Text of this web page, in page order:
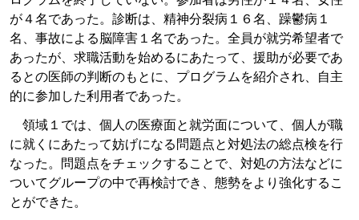
が４名であった。診断は、精神分裂病１６名、躁鬱病１
名、事故による脳障害１名であった。全員が就労希望者で
あったが、求職活動を始めるにあたって、援助が必要であ
るとの医師の判断のもとに、プログラムを紹介され、自主
的に参加した利用者であった。
領域１では、個人の医療面と就労面について、個人が職
に就くにあたって妨げになる問題点と対処法の総点検を行
なった。問題点をチェックすることで、対処の方法などに
ついてグループの中で再検討でき、態勢をより強化するこ
とができた。